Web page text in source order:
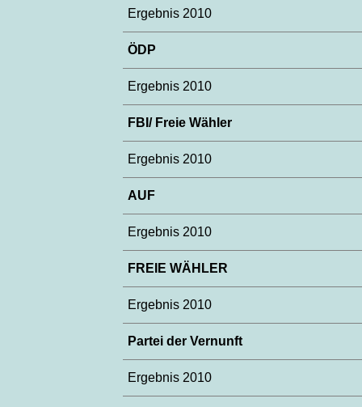
Ergebnis 2010
ÖDP
Ergebnis 2010
FBI/ Freie Wähler
Ergebnis 2010
AUF
Ergebnis 2010
FREIE WÄHLER
Ergebnis 2010
Partei der Vernunft
Ergebnis 2010